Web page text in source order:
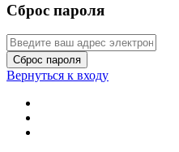
Сброс пароля
Сброс пароля
Вернуться к входу